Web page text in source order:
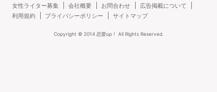
女性ライター募集 会社概要 お問合わせ
広告掲載について
利用規約
プライバシーポリシー サイトマップ
Copyright © 2014 恋愛up！ All Rights Reserved.